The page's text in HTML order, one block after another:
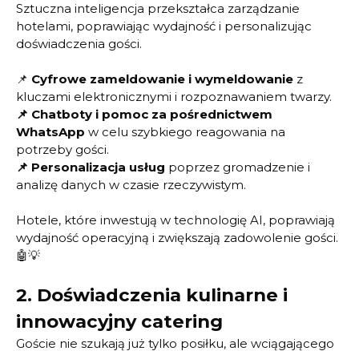
Sztuczna inteligencja przekształca zarządzanie
hotelami, poprawiając wydajność i personalizując
doświadczenia gości.
📌 Cyfrowe zameldowanie i wymeldowanie z
kluczami elektronicznymi i rozpoznawaniem twarzy.
📌 Chatboty i pomoc za pośrednictwem
WhatsApp w celu szybkiego reagowania na
potrzeby gości.
📌 Personalizacja usług poprzez gromadzenie i
analizę danych w czasie rzeczywistym.
Hotele, które inwestują w technologię AI, poprawiają
wydajność operacyjną i zwiększają zadowolenie gości.
🤖💡
2. Doświadczenia kulinarne i
innowacyjny catering
Goście nie szukają już tylko posiłku, ale wciągającego